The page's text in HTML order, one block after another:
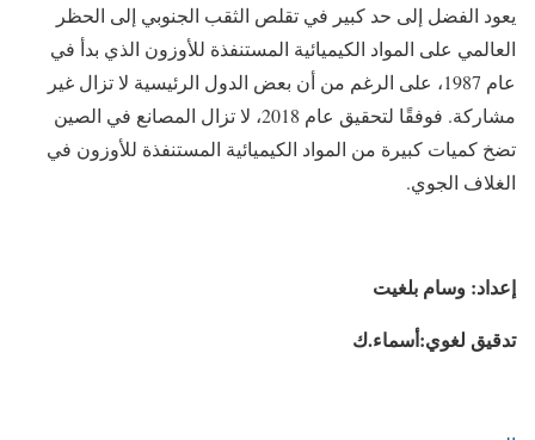
يعود الفضل إلى حد كبير في تقلص الثقب الجنوبي إلى الحظر
العالمي على المواد الكيميائية المستنفذة للأوزون الذي بدأ في
عام 1987، على الرغم من أن بعض الدول الرئيسية لا تزال غير
مشاركة. فوفقًا لتحقيق عام 2018، لا تزال المصانع في الصين
تضخ كميات كبيرة من المواد الكيميائية المستنفذة للأوزون في
الغلاف الجوي.
إعداد: وسام بلغيت
تدقيق لغوي:أسماء.ك